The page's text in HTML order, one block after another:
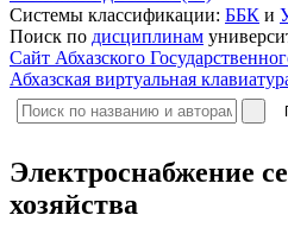
Системы классификации: ББК и
Поиск по дисциплинам
Сайт Абхазского
Абхазская виртуальная
Электроснабжение
хозяйства